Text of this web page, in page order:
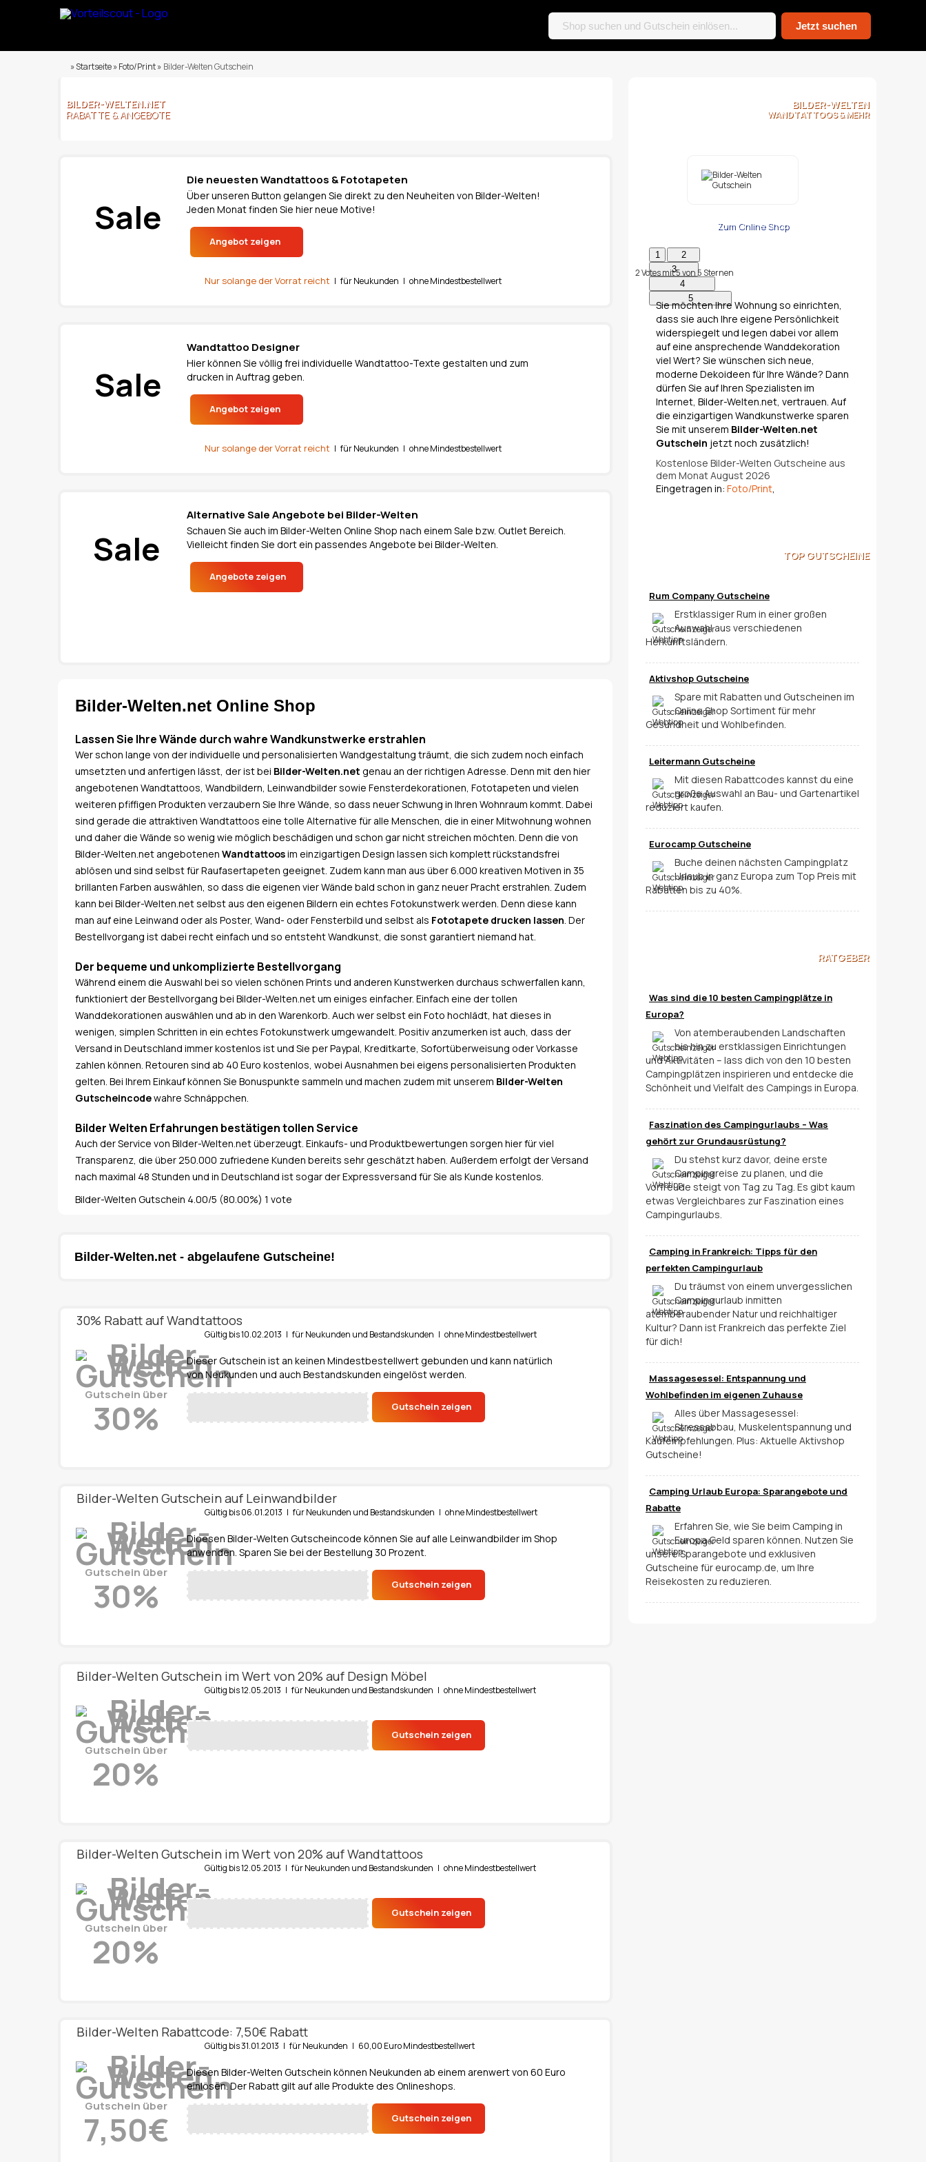
» Startseite » Foto/Print » Bilder-Welten Gutschein
BILDER-WELTEN.NET
RABATTE & ANGEBOTE
Sale
Die neuesten Wandtattoos & Fototapeten
Über unseren Button gelangen Sie direkt zu den Neuheiten von Bilder-Welten!
Jeden Monat finden Sie hier neue Motive!
Angebot zeigen
Nur solange der Vorrat reicht | für Neukunden | ohne Mindestbestellwert
Sale
Wandtattoo Designer
Hier können Sie völlig frei individuelle Wandtattoo-Texte gestalten und zum
drucken in Auftrag geben.
Angebot zeigen
Nur solange der Vorrat reicht | für Neukunden | ohne Mindestbestellwert
Sale
Alternative Sale Angebote bei Bilder-Welten
Schauen Sie auch im Bilder-Welten Online Shop nach einem Sale bzw. Outlet Bereich.
Vielleicht finden Sie dort ein passendes Angebote bei Bilder-Welten.
Angebote zeigen
Bilder-Welten.net Online Shop
Lassen Sie Ihre Wände durch wahre Wandkunstwerke erstrahlen
Wer schon lange von der individuelle und personalisierten Wandgestaltung träumt, die sich zudem noch einfach
umsetzten und anfertigen lässt, der ist bei Bilder-Welten.net genau an der richtigen Adresse. Denn mit den hier
angebotenen Wandtattoos, Wandbildern, Leinwandbilder sowie Fensterdekorationen, Fototapeten und vielen
weiteren pfiffigen Produkten verzaubern Sie Ihre Wände, so dass neuer Schwung in Ihren Wohnraum kommt. Dabei
sind gerade die attraktiven Wandtattoos eine tolle Alternative für alle Menschen, die in einer Mitwohnung wohnen
und daher die Wände so wenig wie möglich beschädigen und schon gar nicht streichen möchten. Denn die von
Bilder-Welten.net angebotenen Wandtattoosim einzigartigen Design lassen sich komplett rückstandsfrei
ablösen und sind selbst für Raufasertapeten geeignet. Zudem kann man aus über 6.000 kreativen Motiven in 35
brillanten Farben auswählen, so dass die eigenen vier Wände bald schon in ganz neuer Pracht erstrahlen. Zudem
kann bei Bilder-Welten.net selbst aus den eigenen Bildern ein echtes Fotokunstwerk werden. Denn diese kann
man auf eine Leinwand oder als Poster, Wand- oder Fensterbild und selbst als Fototapete drucken lassen. Der
Bestellvorgang ist dabei recht einfach und so entsteht Wandkunst, die sonst garantiert niemand hat.
Der bequeme und unkomplizierte Bestellvorgang
Während einem die Auswahl bei so vielen schönen Prints und anderen Kunstwerken durchaus schwerfallen kann,
funktioniert der Bestellvorgang bei Bilder-Welten.net um einiges einfacher. Einfach eine der tollen
Wanddekorationen auswählen und ab in den Warenkorb. Auch wer selbst ein Foto hochlädt, hat dieses in
wenigen, simplen Schritten in ein echtes Fotokunstwerk umgewandelt. Positiv anzumerken ist auch, dass der
Versand in Deutschland immer kostenlos ist und Sie per Paypal, Kreditkarte, Sofortüberweisung oder Vorkasse
zahlen können. Retouren sind ab 40 Euro kostenlos, wobei Ausnahmen bei eigens personalisierten Produkten
gelten. Bei Ihrem Einkauf können Sie Bonuspunkte sammeln und machen zudem mit unserem Bilder-Welten
Gutscheincodewahre Schnäppchen.
Bilder Welten Erfahrungen bestätigen tollen Service
Auch der Service von Bilder-Welten.net überzeugt. Einkaufs- und Produktbewertungen sorgen hier für viel
Transparenz, die über 250.000 zufriedene Kunden bereits sehr geschätzt haben. Außerdem erfolgt der Versand
nach maximal 48 Stunden und in Deutschland ist sogar der Expressversand für Sie als Kunde kostenlos.
Bilder-Welten Gutschein 4.00/5 (80.00%) 1 vote
Bilder-Welten.net - abgelaufene Gutscheine!
30% Rabatt auf Wandtattoos
Gültig bis 10.02.2013 | für Neukunden und Bestandskunden | ohne Mindestbestellwert
Gutschein über
30%
Dieser Gutschein ist an keinen Mindestbestellwert gebunden und kann natürlich
von Neukunden und auch Bestandskunden eingelöst werden.
Gutschein zeigen
Bilder-Welten Gutschein auf Leinwandbilder
Gültig bis 06.01.2013 | für Neukunden und Bestandskunden | ohne Mindestbestellwert
Gutschein über
30%
Dioesen Bilder-Welten Gutscheincode können Sie auf alle Leinwandbilder im Shop
anwenden. Sparen Sie bei der Bestellung 30 Prozent.
Gutschein zeigen
Bilder-Welten Gutschein im Wert von 20% auf Design Möbel
Gültig bis 12.05.2013 | für Neukunden und Bestandskunden | ohne Mindestbestellwert
Gutschein über
20%
Gutschein zeigen
Bilder-Welten Gutschein im Wert von 20% auf Wandtattoos
Gültig bis 12.05.2013 | für Neukunden und Bestandskunden | ohne Mindestbestellwert
Gutschein über
20%
Gutschein zeigen
Bilder-Welten Rabattcode: 7,50€ Rabatt
Gültig bis 31.01.2013 | für Neukunden | 60,00 Euro Mindestbestellwert
Gutschein über
7,50€
Diesen Bilder-Welten Gutschein können Neukunden ab einem arenwert von 60 Euro
einlösen. Der Rabatt gilt auf alle Produkte des Onlineshops.
Gutschein zeigen
BILDER-WELTEN
WANDTATTOOS & MEHR
Zum Online Shop
2Votes mit5von5Sternen
Sie möchten Ihre Wohnung so einrichten,
dass sie auch Ihre eigene Persönlichkeit
widerspiegelt und legen dabei vor allem
auf eine ansprechende Wanddekoration
viel Wert? Sie wünschen sich neue,
moderne Dekoideen für Ihre Wände? Dann
dürfen Sie auf Ihren Spezialisten im
Internet, Bilder-Welten.net, vertrauen. Auf
die einzigartigen Wandkunstwerke sparen
Sie mit unserem Bilder-Welten.net
Gutschein jetzt noch zusätzlich!
Kostenlose Bilder-Welten Gutscheine aus
dem Monat August 2026
Eingetragen in: Foto/Print,
TOPGUTSCHEINE
Rum Company Gutscheine
Erstklassiger Rum in einer großen
Auswahl aus verschiedenen
Herkunftsländern.
Aktivshop Gutscheine
Spare mit Rabatten und Gutscheinen im
Online Shop Sortiment für mehr
Gesundheit und Wohlbefinden.
Leitermann Gutscheine
Mit diesen Rabattcodes kannst du eine
große Auswahl an Bau- und Gartenartikel
reduziert kaufen.
Eurocamp Gutscheine
Buche deinen nächsten Campingplatz
Urlaub in ganz Europa zum Top Preis mit
Rabatten bis zu 40%.
RATGEBER
Was sind die 10 besten Campingplätze in
Europa?
Von atemberaubenden Landschaften
bis hin zu erstklassigen Einrichtungen
und Aktivitäten – lass dich von den 10 besten
Campingplätzen inspirieren und entdecke die
Schönheit und Vielfalt des Campings in Europa.
Faszination des Campingurlaubs – Was
gehört zur Grundausrüstung?
Du stehst kurz davor, deine erste
Campingreise zu planen, und die
Vorfreude steigt von Tag zu Tag. Es gibt kaum
etwas Vergleichbares zur Faszination eines
Campingurlaubs.
Camping in Frankreich: Tipps für den
perfekten Campingurlaub
Du träumst von einem unvergesslichen
Campingurlaub inmitten
atemberaubender Natur und reichhaltiger
Kultur? Dann ist Frankreich das perfekte Ziel
für dich!
Massagesessel: Entspannung und
Wohlbefinden im eigenen Zuhause
Alles über Massagesessel:
Stressabbau, Muskelentspannung und
Kaufempfehlungen. Plus: Aktuelle Aktivshop
Gutscheine!
Camping Urlaub Europa: Sparangebote und
Rabatte
Erfahren Sie, wie Sie beim Camping in
Europa Geld sparen können. Nutzen Sie
unsere Sparangebote und exklusiven
Gutscheine für eurocamp.de, um Ihre
Reisekosten zu reduzieren.